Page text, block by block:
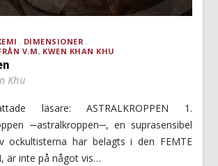
DIMENSIONER
V.M. KWEN KHAN KHU
Khu
läsare: ASTRALKROPPEN 1.
─astralkroppen─, en suprasensibel
ockultisterna har belagts i den FEMTE
är inte på något vis…